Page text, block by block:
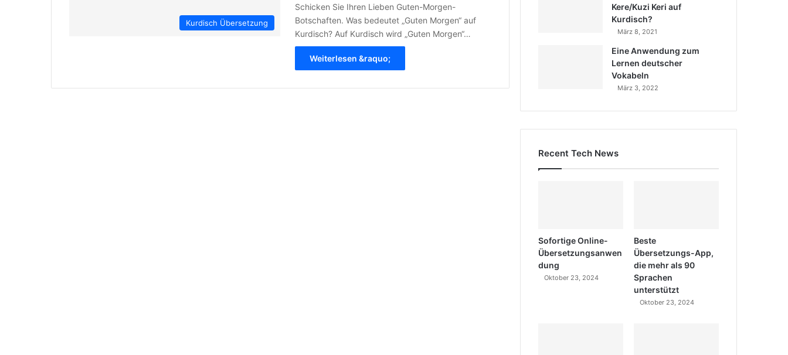
Kurdisch Übersetzung
Schicken Sie Ihren Lieben Guten-Morgen-
Botschaften. Was bedeutet „Guten Morgen“ auf
Kurdisch? Auf Kurdisch wird „Guten Morgen“…
Weiterlesen &raquo;
Kere/Kuzi Keri auf
Kurdisch?
März 8, 2021
Eine Anwendung zum
Lernen deutscher
Vokabeln
März 3, 2022
Recent Tech News
Sofortige Online-
Übersetzungsanwen
dung
Oktober 23, 2024
Beste
Übersetzungs-App,
die mehr als 90
Sprachen
unterstützt
Oktober 23, 2024